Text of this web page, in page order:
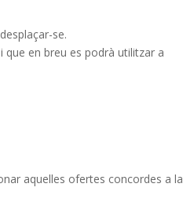
se.
que en breu es podrà utilitzar a
aquelles ofertes concordes a la